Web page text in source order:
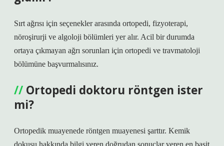
Sırt ağrısı için seçenekler arasında ortopedi, fizyoterapi,
nöroşirurji ve algoloji bölümleri yer alır. Acil bir durumda
ortaya çıkmayan ağrı sorunları için ortopedi ve travmatoloji
bölümüne başvurmalısınız.
Ortopedi doktoru röntgen ister
mi?
Ortopedik muayenede röntgen muayenesi şarttır. Kemik
dokusu hakkında bilgi veren doğrudan sonuçlar veren en basit